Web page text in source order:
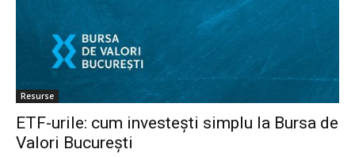
Resurse
ETF-urile: cum investești simplu la Bursa de
Valori București